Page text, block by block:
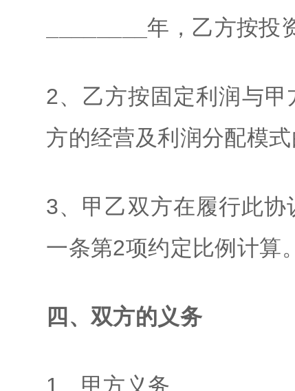
________年，乙方按投
2、乙方按固定利润与甲
方的经营及利润分配模
3、甲乙双方在履行此
一条第2项约定比例计算。
四、双方的义务
1、甲方义务